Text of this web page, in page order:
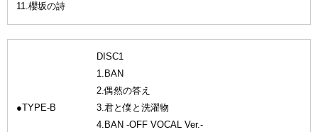
11.櫻坂の詩
●TYPE-B
DISC1
1.BAN
2.偶然の答え
3.君と僕と洗濯物
4.BAN -OFF VOCAL Ver.-